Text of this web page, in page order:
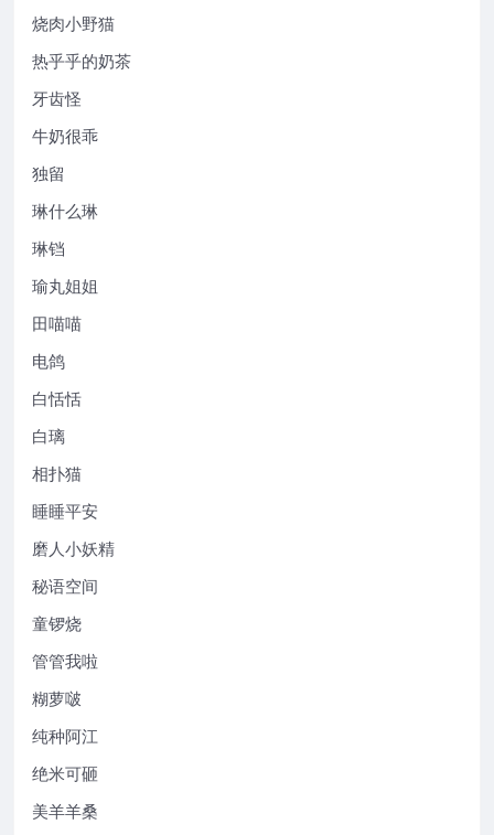
烧肉小野猫
热乎乎的奶茶
牙齿怪
牛奶很乖
独留
琳什么琳
琳铛
瑜丸姐姐
田喵喵
电鸽
白恬恬
白璃
相扑猫
睡睡平安
磨人小妖精
秘语空间
童锣烧
管管我啦
糊萝啵
纯种阿江
绝米可砸
美羊羊桑